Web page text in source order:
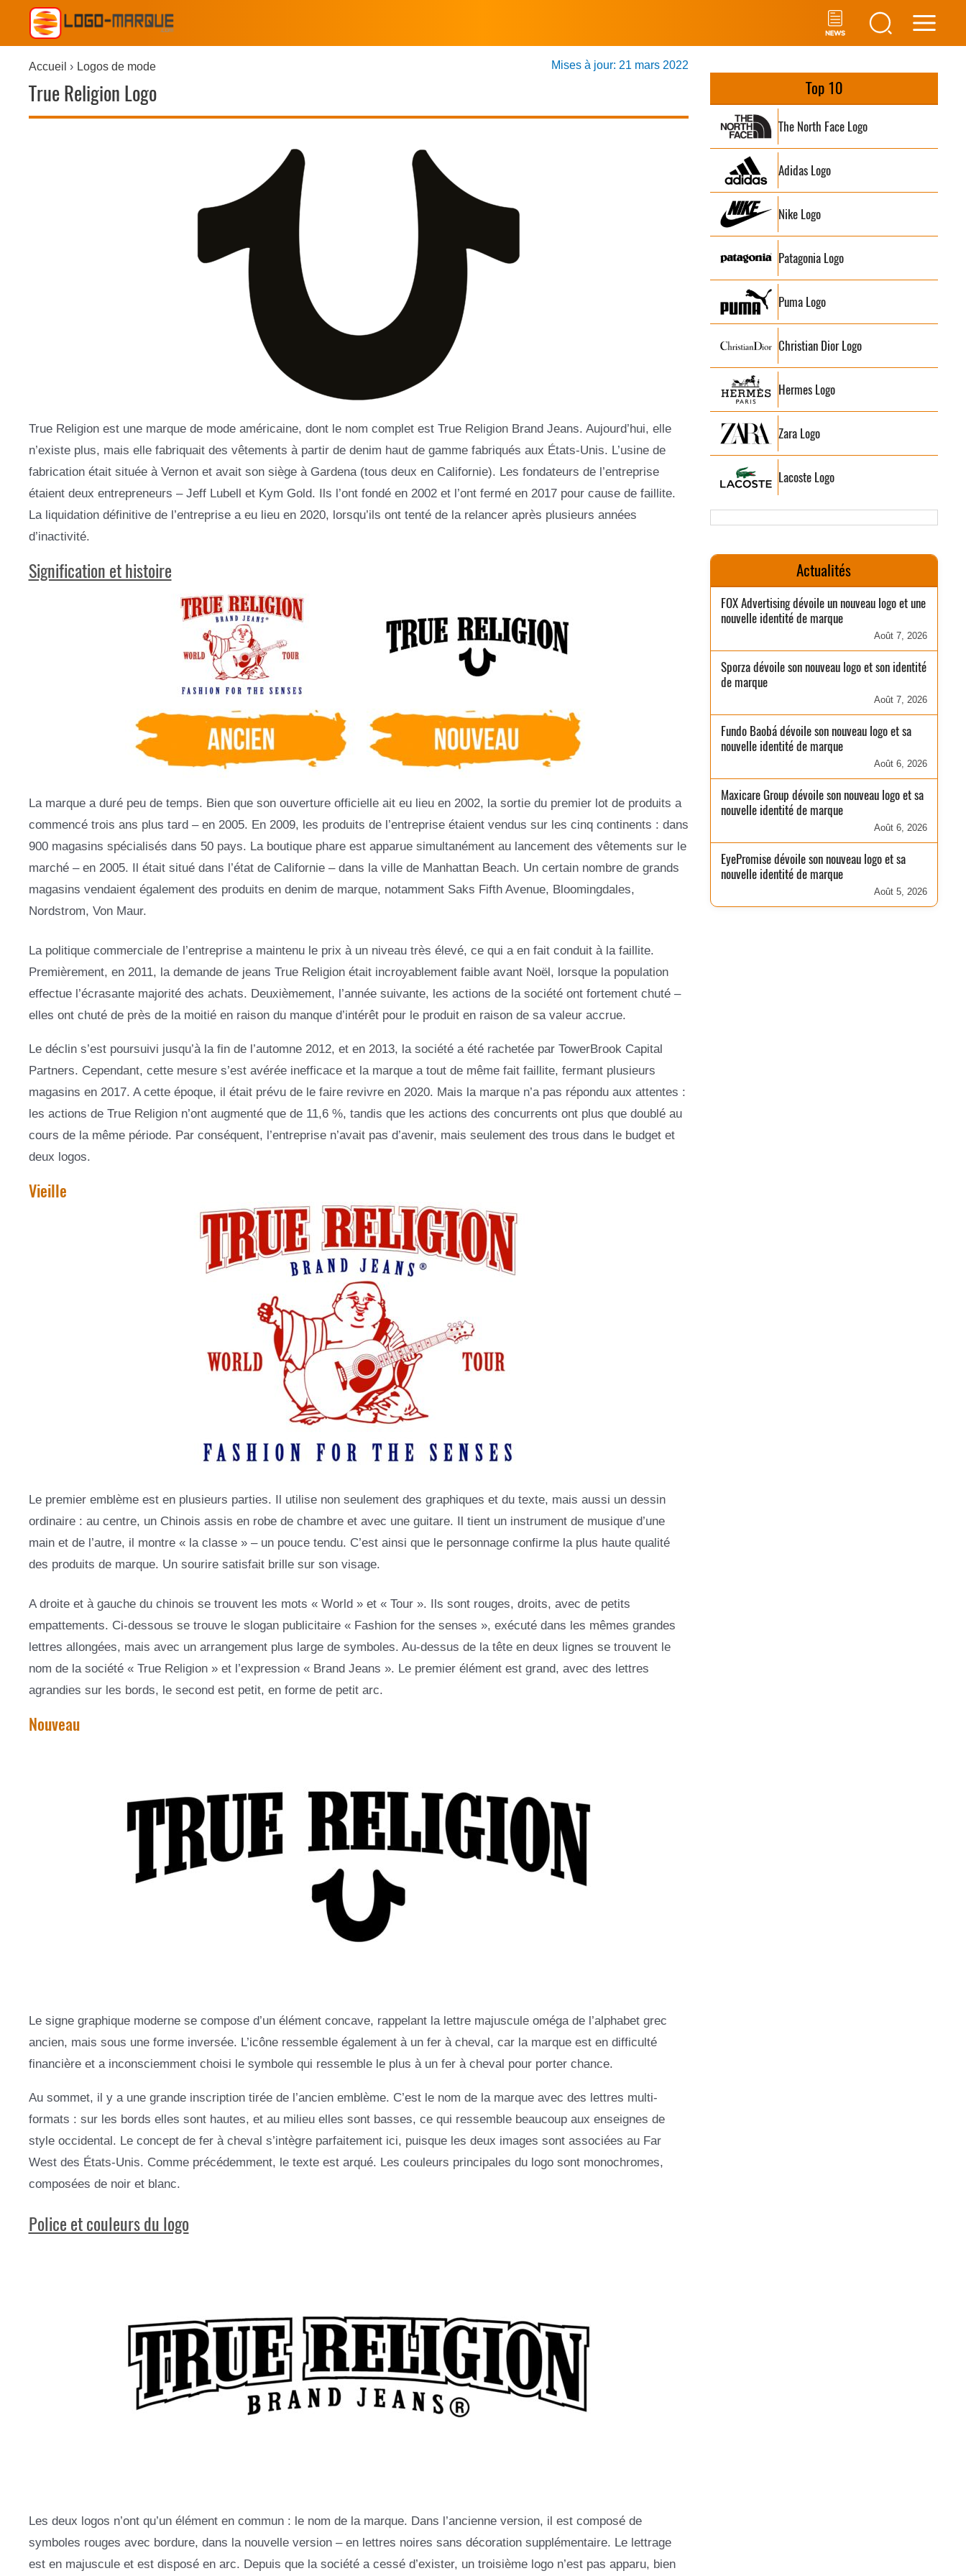
Accueil Logos de mode
True Religion Logo
Mises à jour: 21 mars 2022
True Religion est une marque de mode américaine, dont le nom complet est True Religion Brand Jeans. Aujourd’hui, elle
n’existe plus, mais elle fabriquait des vêtements à partir de denim haut de gamme fabriqués aux États-Unis. L’usine de
fabrication était située à Vernon et avait son siège à Gardena (tous deux en Californie). Les fondateurs de l’entreprise
étaient deux entrepreneurs – Jeff Lubell et Kym Gold. Ils l’ont fondé en 2002 et l’ont fermé en 2017 pour cause de faillite.
La liquidation définitive de l’entreprise a eu lieu en 2020, lorsqu’ils ont tenté de la relancer après plusieurs années
d’inactivité.
Signification et histoire
La marque a duré peu de temps. Bien que son ouverture officielle ait eu lieu en 2002, la sortie du premier lot de produits a
commencé trois ans plus tard – en 2005. En 2009, les produits de l’entreprise étaient vendus sur les cinq continents : dans
900 magasins spécialisés dans 50 pays. La boutique phare est apparue simultanément au lancement des vêtements sur le
marché – en 2005. Il était situé dans l’état de Californie – dans la ville de Manhattan Beach. Un certain nombre de grands
magasins vendaient également des produits en denim de marque, notamment Saks Fifth Avenue, Bloomingdales,
Nordstrom, Von Maur.
La politique commerciale de l’entreprise a maintenu le prix à un niveau très élevé, ce qui a en fait conduit à la faillite.
Premièrement, en 2011, la demande de jeans True Religion était incroyablement faible avant Noël, lorsque la population
effectue l’écrasante majorité des achats. Deuxièmement, l’année suivante, les actions de la société ont fortement chuté –
elles ont chuté de près de la moitié en raison du manque d’intérêt pour le produit en raison de sa valeur accrue.
Le déclin s’est poursuivi jusqu’à la fin de l’automne 2012, et en 2013, la société a été rachetée par TowerBrook Capital
Partners. Cependant, cette mesure s’est avérée inefficace et la marque a tout de même fait faillite, fermant plusieurs
magasins en 2017. A cette époque, il était prévu de le faire revivre en 2020. Mais la marque n’a pas répondu aux attentes :
les actions de True Religion n’ont augmenté que de 11,6 %, tandis que les actions des concurrents ont plus que doublé au
cours de la même période. Par conséquent, l’entreprise n’avait pas d’avenir, mais seulement des trous dans le budget et
deux logos.
Vieille
Le premier emblème est en plusieurs parties. Il utilise non seulement des graphiques et du texte, mais aussi un dessin
ordinaire : au centre, un Chinois assis en robe de chambre et avec une guitare. Il tient un instrument de musique d’une
main et de l’autre, il montre « la classe » – un pouce tendu. C’est ainsi que le personnage confirme la plus haute qualité
des produits de marque. Un sourire satisfait brille sur son visage.
A droite et à gauche du chinois se trouvent les mots « World » et « Tour ». Ils sont rouges, droits, avec de petits
empattements. Ci-dessous se trouve le slogan publicitaire « Fashion for the senses », exécuté dans les mêmes grandes
lettres allongées, mais avec un arrangement plus large de symboles. Au-dessus de la tête en deux lignes se trouvent le
nom de la société « True Religion » et l’expression « Brand Jeans ». Le premier élément est grand, avec des lettres
agrandies sur les bords, le second est petit, en forme de petit arc.
Nouveau
Le signe graphique moderne se compose d’un élément concave, rappelant la lettre majuscule oméga de l’alphabet grec
ancien, mais sous une forme inversée. L’icône ressemble également à un fer à cheval, car la marque est en difficulté
financière et a inconsciemment choisi le symbole qui ressemble le plus à un fer à cheval pour porter chance.
Au sommet, il y a une grande inscription tirée de l’ancien emblème. C’est le nom de la marque avec des lettres multi-
formats : sur les bords elles sont hautes, et au milieu elles sont basses, ce qui ressemble beaucoup aux enseignes de
style occidental. Le concept de fer à cheval s’intègre parfaitement ici, puisque les deux images sont associées au Far
West des États-Unis. Comme précédemment, le texte est arqué. Les couleurs principales du logo sont monochromes,
composées de noir et blanc.
Police et couleurs du logo
Les deux logos n’ont qu’un élément en commun : le nom de la marque. Dans l’ancienne version, il est composé de
symboles rouges avec bordure, dans la nouvelle version – en lettres noires sans décoration supplémentaire. Le lettrage
est en majuscule et est disposé en arc. Depuis que la société a cessé d’exister, un troisième logo n’est pas apparu, bien
Top 10
The North Face Logo
Adidas Logo
Nike Logo
Patagonia Logo
Puma Logo
Christian Dior Logo
Hermes Logo
Zara Logo
Lacoste Logo
Actualités
FOX Advertising dévoile un nouveau logo et une
nouvelle identité de marque
Août 7, 2026
Sporza dévoile son nouveau logo et son identité
de marque
Août 7, 2026
Fundo Baobá dévoile son nouveau logo et sa
nouvelle identité de marque
Août 6, 2026
Maxicare Group dévoile son nouveau logo et sa
nouvelle identité de marque
Août 6, 2026
EyePromise dévoile son nouveau logo et sa
nouvelle identité de marque
Août 5, 2026